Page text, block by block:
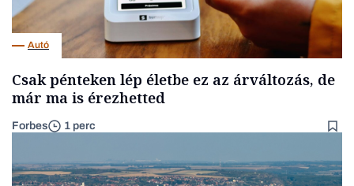
Autó
Csak pénteken lép életbe ez az árváltozás, de
már ma is érezhetted
Forbes 1 perc